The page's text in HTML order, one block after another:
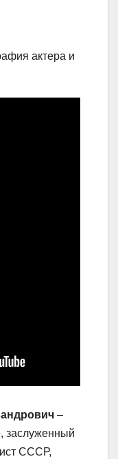
–
заслуженный
СССР,